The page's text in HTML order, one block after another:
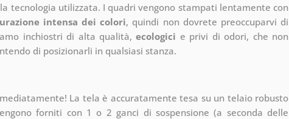
tecnologia utilizzata. I quadri vengono stampati lentamente con
intensa dei colori, quindi non dovrete preoccuparvi di
inchiostri di alta qualità,ecologici e privi di odori, che non
di posizionarli in qualsiasi stanza.
La tela è accuratamente tesa su un telaio robusto
forniti con 1 o 2 ganci di sospensione (a seconda delle